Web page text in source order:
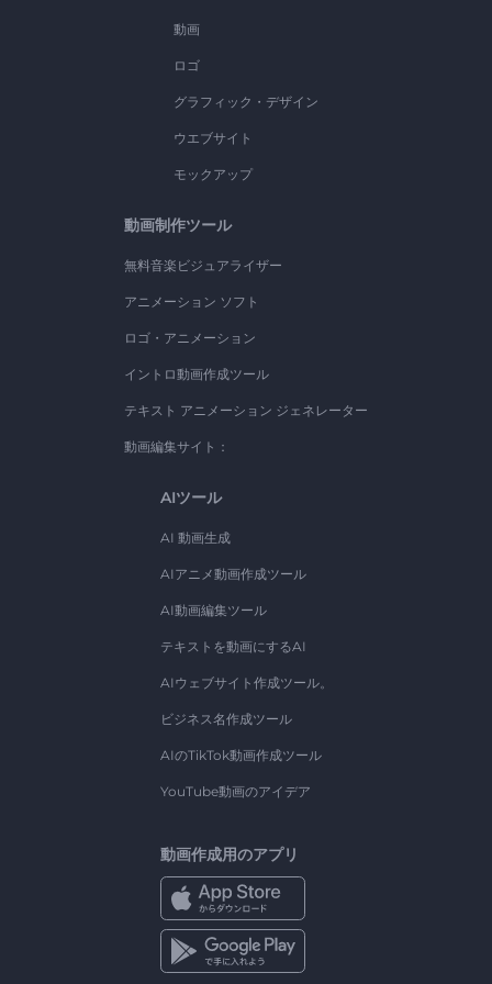
動画
ロゴ
グラフィック・デザイン
ウエブサイト
モックアップ
動画制作ツール
無料音楽ビジュアライザー
アニメーション ソフト
ロゴ・アニメーション
イントロ動画作成ツール
テキスト アニメーション ジェネレーター
動画編集サイト：
AIツール
AI 動画生成
AIアニメ動画作成ツール
AI動画編集ツール
テキストを動画にするAI
AIウェブサイト作成ツール。
ビジネス名作成ツール
AIのTikTok動画作成ツール
YouTube動画のアイデア
動画作成用のアプリ